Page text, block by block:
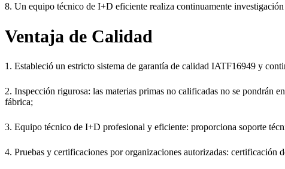
8. Un equipo técnico de I+D eficiente realiza continuamente
Ventaja de Calidad
1. Estableció un estricto sistema de garantía de calidad IATF16949 y
2. Inspección rigurosa: las materias primas no calificadas no se pondrán
fábrica;
3. Equipo técnico de I+D profesional y eficiente: proporciona soporte
4. Pruebas y certificaciones por organizaciones autorizadas: